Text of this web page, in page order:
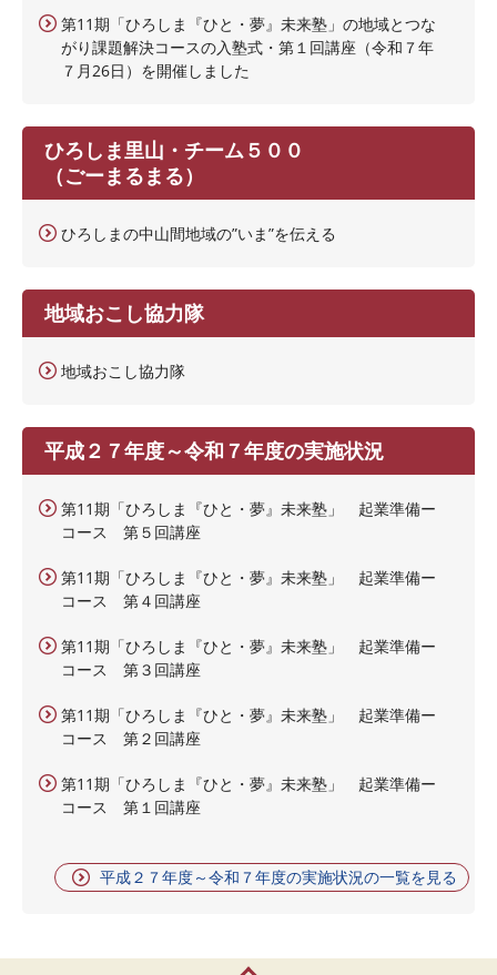
第11期「ひろしま『ひと・夢』未来塾」の地域とつな
がり課題解決コースの入塾式・第１回講座（令和７年
７月26日）を開催しました
ひろしま里山・チーム５００
（ごーまるまる）
ひろしまの中山間地域の”いま”を伝える
地域おこし協力隊
地域おこし協力隊
平成２７年度～令和７年度の実施状況
第11期「ひろしま『ひと・夢』未来塾」 起業準備ー
コース 第５回講座
第11期「ひろしま『ひと・夢』未来塾」 起業準備ー
コース 第４回講座
第11期「ひろしま『ひと・夢』未来塾」 起業準備ー
コース 第３回講座
第11期「ひろしま『ひと・夢』未来塾」 起業準備ー
コース 第２回講座
第11期「ひろしま『ひと・夢』未来塾」 起業準備ー
コース 第１回講座
平成２７年度～令和７年度の実施状況の一覧を見る